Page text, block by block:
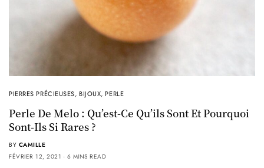
PIERRES PRÉCIEUSES,BIJOUX,PERLE
Perle De Melo : Qu’est-Ce Qu’ils Sont Et Pourquoi
Sont-Ils Si Rares ?
BY CAMILLE
FÉVRIER 12, 2021
6 MINS READ